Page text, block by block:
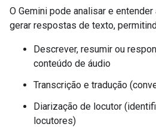
O Gemini pode analisar e
gerar respostas de texto,
Descrever, resumir ou
conteúdo de áudio
Transcrição e tradução
Diarização de locutor
locutores)